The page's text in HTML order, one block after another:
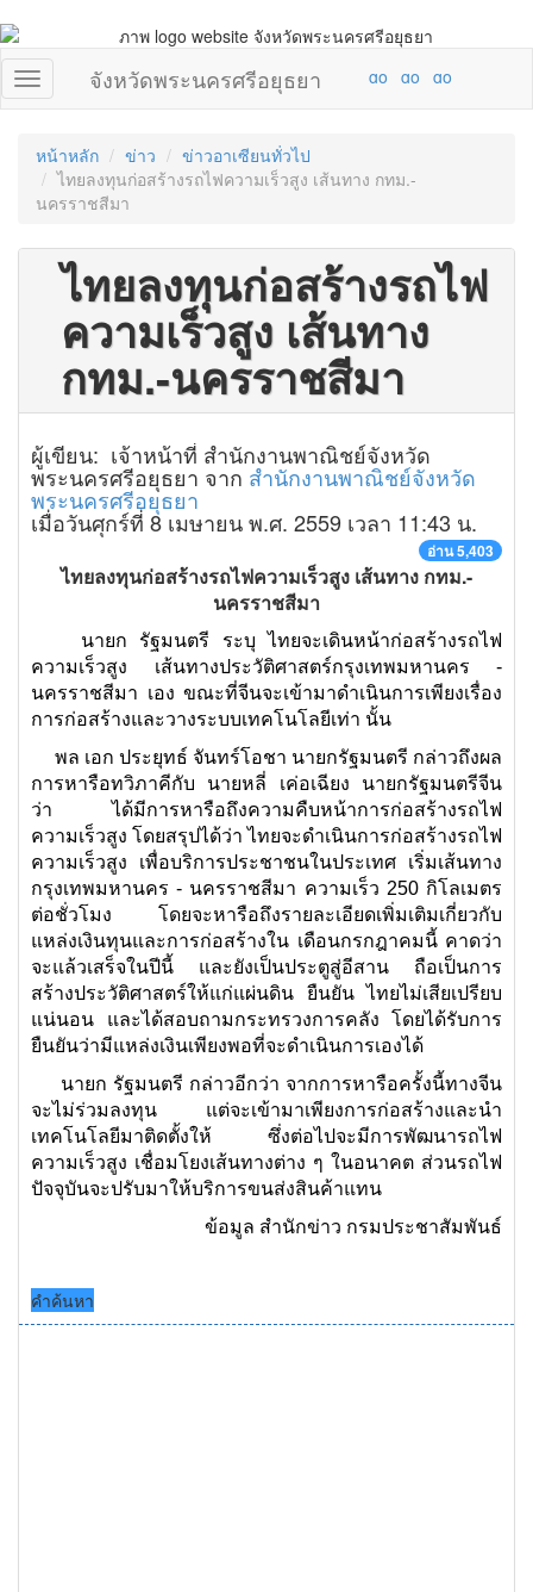
จังหวัดพระนครศรีอยุธยา
หน้าหลัก ข่าว
ข่าวอาเซียนทั่วไป
ไทยลงทุนก่อสร้างรถไฟความเร็วสูง เส้นทาง กทม.-
นครราชสีมา
ไทยลงทุนก่อสร้างรถไฟ
ความเร็วสูง เส้นทาง
กทม.-นครราชสีมา
ผู้เขียน: เจ้าหน้าที่ สำนักงานพาณิชย์จังหวัด
พระนครศรีอยุธยา จาก สำนักงานพาณิชย์จังหวัด
พระนครศรีอยุธยา
เมื่อวันศุกร์ที่ 8 เมษายน พ.ศ. 2559 เวลา 11:43 น.
อ่าน 5,403
ไทยลงทุนก่อสร้างรถไฟความเร็วสูง เส้นทาง กทม.-
นครราชสีมา
นายก รัฐมนตรี ระบุ ไทยจะเดินหน้าก่อสร้างรถไฟ
ความเร็วสูง เส้นทางประวัติศาสตร์กรุงเทพมหานคร -
นครราชสีมา เอง ขณะที่จีนจะเข้ามาดำเนินการเพียงเรื่อง
การก่อสร้างและวางระบบเทคโนโลยีเท่า นั้น
พล เอก ประยุทธ์ จันทร์โอชา นายกรัฐมนตรี กล่าวถึงผล
การหารือทวิภาคีกับ นายหลี่ เค่อเฉียง นายกรัฐมนตรีจีน
ว่า ได้มีการหารือถึงความคืบหน้าการก่อสร้างรถไฟ
ความเร็วสูง โดยสรุปได้ว่า ไทยจะดำเนินการก่อสร้างรถไฟ
ความเร็วสูง เพื่อบริการประชาชนในประเทศ เริ่มเส้นทาง
กรุงเทพมหานคร - นครราชสีมา ความเร็ว 250 กิโลเมตร
ต่อชั่วโมง โดยจะหารือถึงรายละเอียดเพิ่มเติมเกี่ยวกับ
แหล่งเงินทุนและการก่อสร้างใน เดือนกรกฎาคมนี้ คาดว่า
จะแล้วเสร็จในปีนี้ และยังเป็นประตูสู่อีสาน ถือเป็นการ
สร้างประวัติศาสตร์ให้แก่แผ่นดิน ยืนยัน ไทยไม่เสียเปรียบ
แน่นอน และได้สอบถามกระทรวงการคลัง โดยได้รับการ
ยืนยันว่ามีแหล่งเงินเพียงพอที่จะดำเนินการเองได้
นายก รัฐมนตรี กล่าวอีกว่า จากการหารือครั้งนี้ทางจีน
จะไม่ร่วมลงทุน แต่จะเข้ามาเพียงการก่อสร้างและนำ
เทคโนโลยีมาติดตั้งให้ ซึ่งต่อไปจะมีการพัฒนารถไฟ
ความเร็วสูง เชื่อมโยงเส้นทางต่าง ๆ ในอนาคต ส่วนรถไฟ
ปัจจุบันจะปรับมาให้บริการขนส่งสินค้าแทน
ข้อมูล สำนักข่าว กรมประชาสัมพันธ์
คำค้นหา